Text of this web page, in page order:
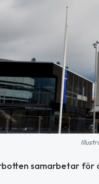
samarbetar